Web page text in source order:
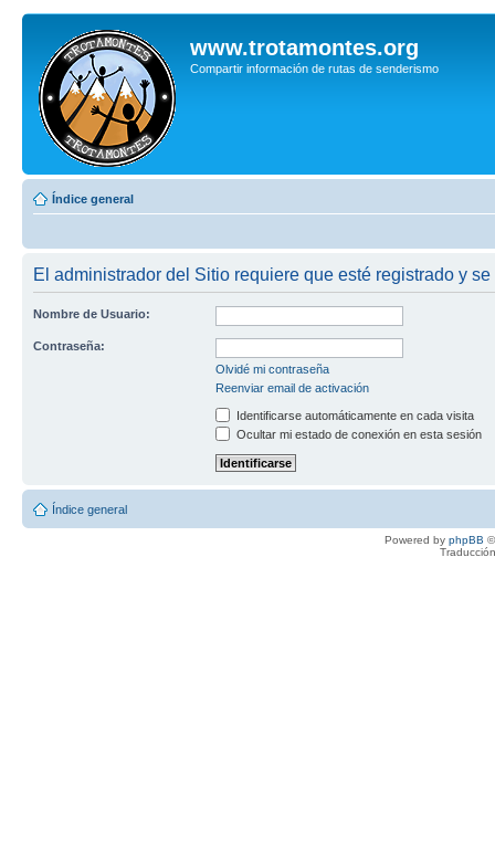
www.trotamontes.org
Compartir información de rutas de senderismo
Índice general
El administrador del Sitio requiere que esté registrado y
Nombre de Usuario:
Contraseña:
Olvidé mi contraseña
Reenviar email de activación
Identificarse automáticamente en cada visita
Ocultar mi estado de conexión en esta sesión
Índice general
Powered by phpBB